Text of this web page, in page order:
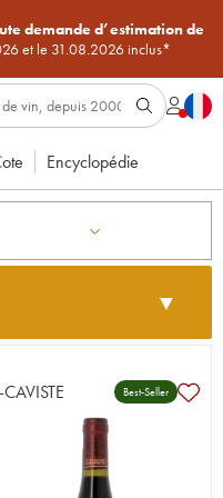
demande d’estimation de
et le 31.08.2026 inclus*
Encyclopédie
▼
une sélection de plus de
, issus de toutes nos
producteurs de vin.
ont été vendus. Les
soigneusement
CAVISTE Best-Seller